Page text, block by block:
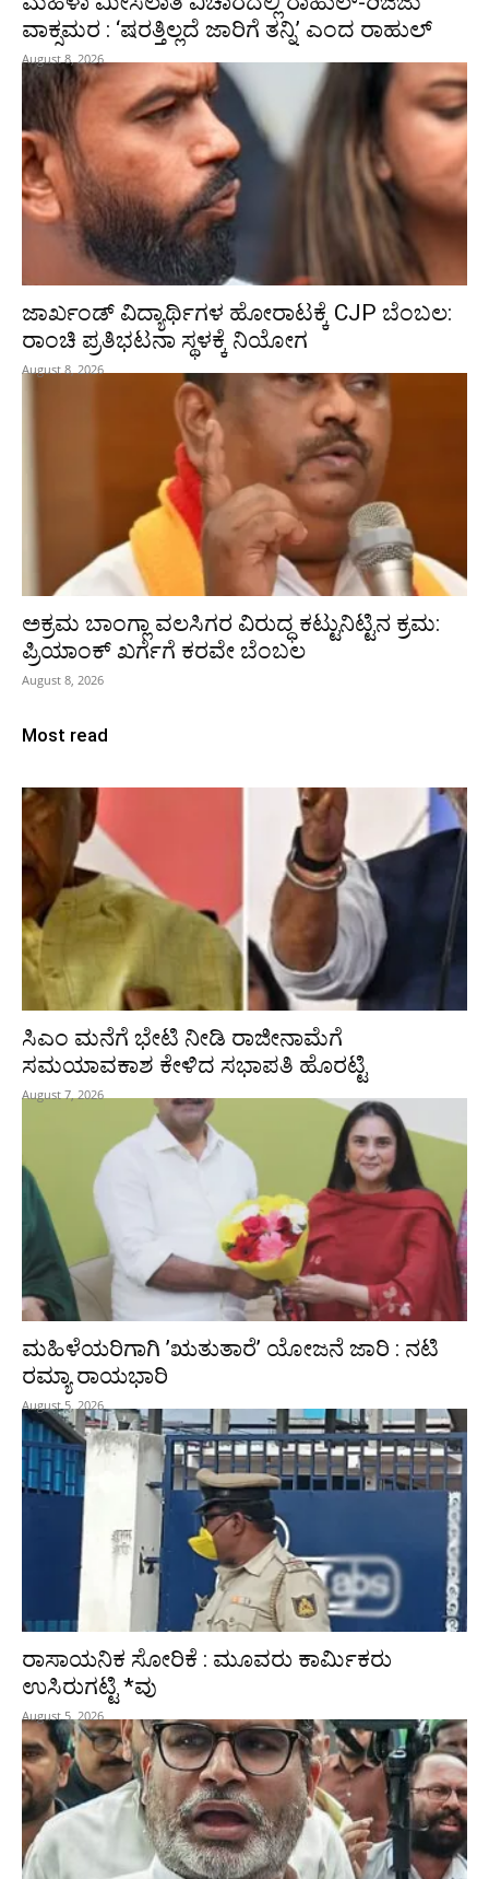
ವಾಕ್ಸಮರ : ‘ಷರತ್ತಿಲ್ಲದೆ ಜಾರಿಗೆ ತನ್ನಿ’ ಎಂದ ರಾಹುಲ್‌
August 8, 2026
ಜಾರ್ಖಂಡ್‌ ವಿದ್ಯಾರ್ಥಿಗಳ ಹೋರಾಟಕ್ಕೆ CJP ಬೆಂಬಲ:
ರಾಂಚಿ ಪ್ರತಿಭಟನಾ ಸ್ಥಳಕ್ಕೆ ನಿಯೋಗ
August 8, 2026
ಅಕ್ರಮ ಬಾಂಗ್ಲಾ ವಲಸಿಗರ ವಿರುದ್ಧ ಕಟ್ಟುನಿಟ್ಟಿನ ಕ್ರಮ:
ಪ್ರಿಯಾಂಕ್ ಖರ್ಗೆಗೆ ಕರವೇ ಬೆಂಬಲ
August 8, 2026
Most read
ಸಿಎಂ ಮನೆಗೆ ಭೇಟಿ ನೀಡಿ ರಾಜೀನಾಮೆಗೆ
ಸಮಯಾವಕಾಶ ಕೇಳಿದ ಸಭಾಪತಿ ಹೊರಟ್ಟಿ
August 7, 2026
ಮಹಿಳೆಯರಿಗಾಗಿ ʼಋತುತಾರೆʼ ಯೋಜನೆ ಜಾರಿ : ನಟಿ
ರಮ್ಯಾ ರಾಯಭಾರಿ
August 5, 2026
ರಾಸಾಯನಿಕ ಸೋರಿಕೆ : ಮೂವರು ಕಾರ್ಮಿಕರು
ಉಸಿರುಗಟ್ಟಿ *ವು
August 5, 2026